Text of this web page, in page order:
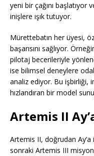
yeni bir çağını başlatıyor
inişlere ışık tutuyor.
Mürettebatın her üyesi,
başarısını sağlıyor.
pilotaj becerileriyle
ise bilimsel deneylere
analiz ediyor. Bu işbirliği,
hızlandıran bir model
Artemis II
Artemis II, doğrudan
sonraki Artemis III